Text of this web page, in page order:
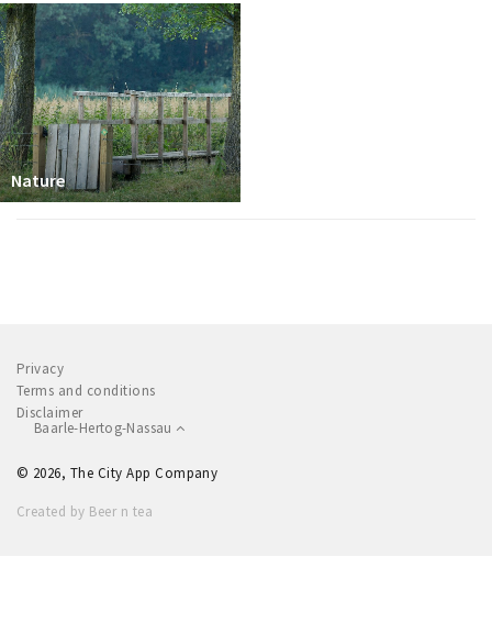
Nature
Privacy
Terms and conditions
Disclaimer
Baarle-Hertog-Nassau
© 2026, The City App Company
Created by Beer n tea